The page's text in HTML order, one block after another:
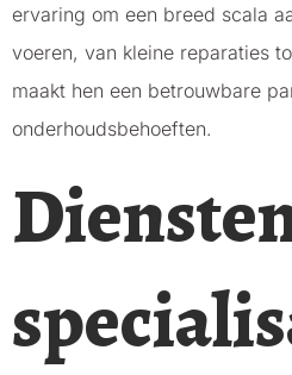
ervaring om een breed scala
voeren, van kleine reparaties
maakt hen een betrouwbare
onderhoudsbehoeften.